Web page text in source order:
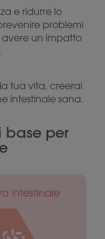
e ridurre lo
problemi
avere un impatto
tua vita, creerai
intestinale sana.
base per